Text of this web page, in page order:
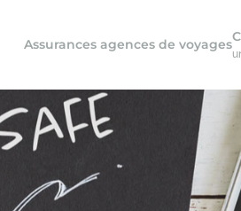
Assurances agences de voyages